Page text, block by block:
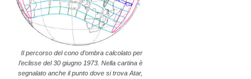
Il percorso del cono d’ombra calcolato per
l’eclisse del 30 giugno 1973. Nella cartina è
segnalato anche il punto dove si trova Atar,